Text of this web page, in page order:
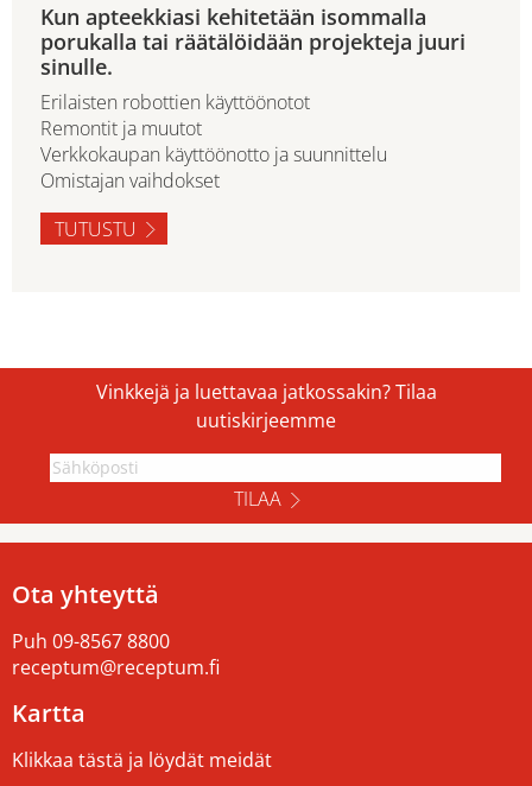
Kun apteekkiasi kehitetään isommalla
porukalla tai räätälöidään projekteja juuri
sinulle.
Erilaisten robottien käyttöönotot
Remontit ja muutot
Verkkokaupan käyttöönotto ja suunnittelu
Omistajan vaihdokset
TUTUSTU
Vinkkejä ja luettavaa jatkossakin? Tilaa
uutiskirjeemme
TILAA
Ota yhteyttä
Puh 09-8567 8800
receptum@receptum.fi
Kartta
Klikkaa tästä ja löydät meidät